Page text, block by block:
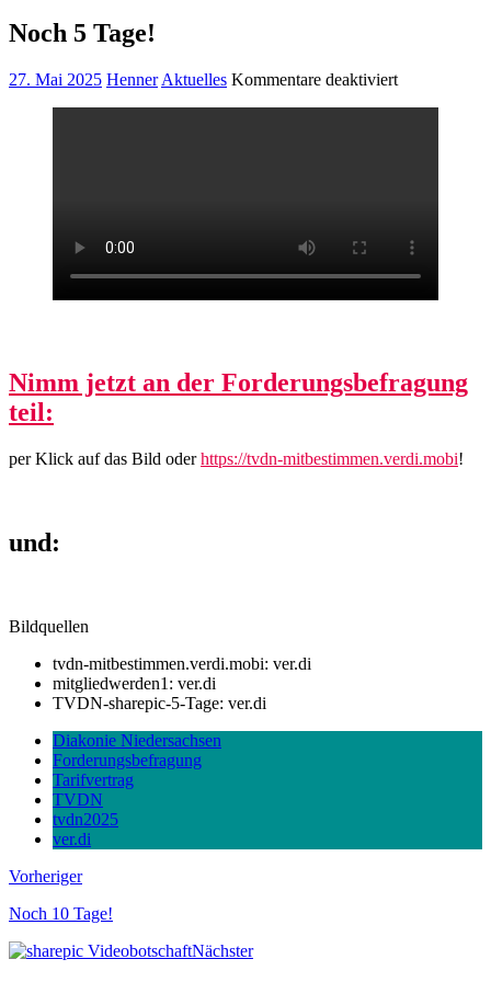
Noch 5 Tage!
27. Mai 2025 Henner Aktuelles Kommentare deaktiviertfür
Nimm jetzt an der Forderungsbefragung
teil:
per Klick auf das Bild oderhttps://tvdn-mitbestimmen.verdi.mobi!
und:
Bildquellen
tvdn-mitbestimmen.verdi.mobi: ver.di
mitgliedwerden1: ver.di
TVDN-sharepic-5-Tage: ver.di
Diakonie Niedersachsen
Forderungsbefragung
Tarifvertrag
TVDN
tvdn2025
ver.di
Vorheriger
Noch 10 Tage!
Nächster